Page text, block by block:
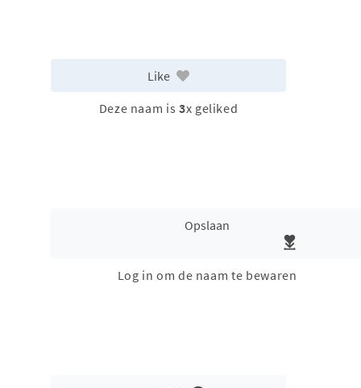
Like
Deze naam is 3x geliked
Opslaan
Log in om de naam te bewaren